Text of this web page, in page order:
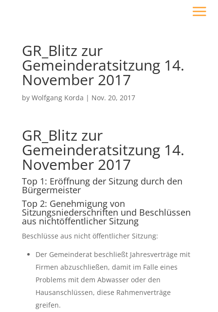
GR_Blitz zur
Gemeinderatsitzung 14.
November 2017
by Wolfgang Korda | Nov. 20, 2017
GR_Blitz zur
Gemeinderatsitzung 14.
November 2017
Top 1: Eröffnung der Sitzung durch den
Bürgermeister
Top 2: Genehmigung von
Sitzungsniederschriften und Beschlüssen
aus nichtöffentlicher Sitzung
Beschlüsse aus nicht öffentlicher Sitzung:
Der Gemeinderat beschließt Jahresverträge mit
Firmen abzuschließen, damit im Falle eines
Problems mit dem Abwasser oder den
Hausanschlüssen, diese Rahmenverträge
greifen.